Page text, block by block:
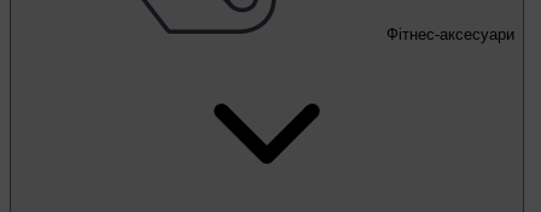
Фітнес-аксесуари